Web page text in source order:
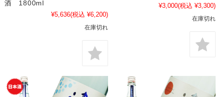
酒 1800ml
¥5,636(税込 ¥6,200)
在庫切れ
¥3,000(税込 ¥3,300)
在庫切れ